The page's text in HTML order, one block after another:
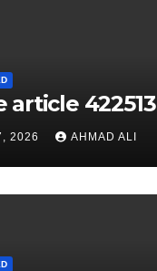
article 422513
2026 AHMAD ALI